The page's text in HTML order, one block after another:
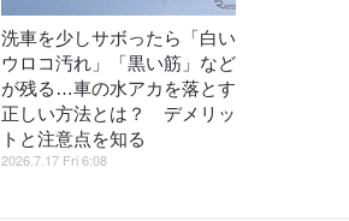
洗車を少しサボったら「白い
ウロコ汚れ」「黒い筋」など
が残る…車の水アカを落とす
正しい方法とは？ デメリッ
トと注意点を知る
2026.7.17 Fri 6:08